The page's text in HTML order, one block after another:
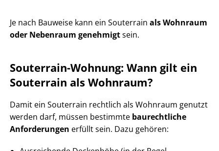
Je nach Bauweise kann ein Souterrain als Wohnraum
oder Nebenraum genehmigtsein.
Souterrain-Wohnung: Wann gilt ein
Souterrain als Wohnraum?
Damit ein Souterrain rechtlich als Wohnraum genutzt
werden darf, müssen bestimmte baurechtliche
Anforderungen erfüllt sein. Dazu gehören: